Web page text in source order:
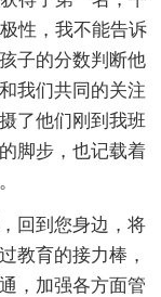
性，我不能告诉
子的分数判断他
我们共同的关注
了他们刚到我班
脚步，也记载着
回到您身边，将
教育的接力棒，
，加强各方面管